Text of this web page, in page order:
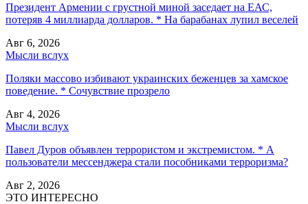
Президент Армении с грустной миной заседает на ЕАС,
потеряв 4 миллиарда долларов. * На барабанах лупил веселей
Авг 6, 2026
Мысли вслух
Поляки массово избивают украинских беженцев за хамское
поведение. * Сочувствие прозрело
Авг 4, 2026
Мысли вслух
Павел Дуров объявлен террористом и экстремистом. * А
пользователи мессенджера стали пособниками терроризма?
Авг 2, 2026
ЭТО ИНТЕРЕСНО